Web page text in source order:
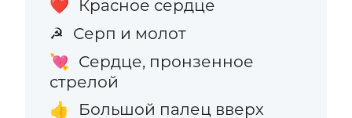
❤️ Красное сердце
☭ Серп и молот
💘
Сердце, пронзенное
стрелой
👍 Большой палец вверх